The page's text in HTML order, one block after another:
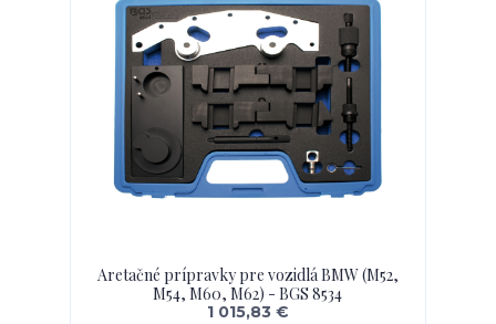
Aretačné prípravky pre vozidlá BMW (M52,
M54, M60, M62) - BGS 8534
1 015,83 €